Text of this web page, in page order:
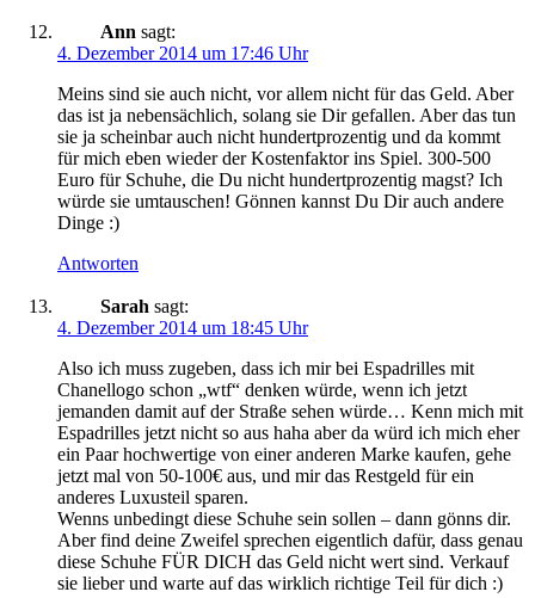
Ann sagt:
4. Dezember 2014 um 17:46 Uhr
Meins sind sie auch nicht, vor allem nicht für das Geld. Aber
das ist ja nebensächlich, solang sie Dir gefallen. Aber das tun
sie ja scheinbar auch nicht hundertprozentig und da kommt
für mich eben wieder der Kostenfaktor ins Spiel. 300-500
Euro für Schuhe, die Du nicht hundertprozentig magst? Ich
würde sie umtauschen! Gönnen kannst Du Dir auch andere
Dinge :)
Antworten
Sarah sagt:
4. Dezember 2014 um 18:45 Uhr
Also ich muss zugeben, dass ich mir bei Espadrilles mit
Chanellogo schon „wtf“ denken würde, wenn ich jetzt
jemanden damit auf der Straße sehen würde… Kenn mich mit
Espadrilles jetzt nicht so aus haha aber da würd ich mich eher
ein Paar hochwertige von einer anderen Marke kaufen, gehe
jetzt mal von 50-100€ aus, und mir das Restgeld für ein
anderes Luxusteil sparen.
Wenns unbedingt diese Schuhe sein sollen – dann gönns dir.
Aber find deine Zweifel sprechen eigentlich dafür, dass genau
diese Schuhe FÜR DICH das Geld nicht wert sind. Verkauf
sie lieber und warte auf das wirklich richtige Teil für dich :)